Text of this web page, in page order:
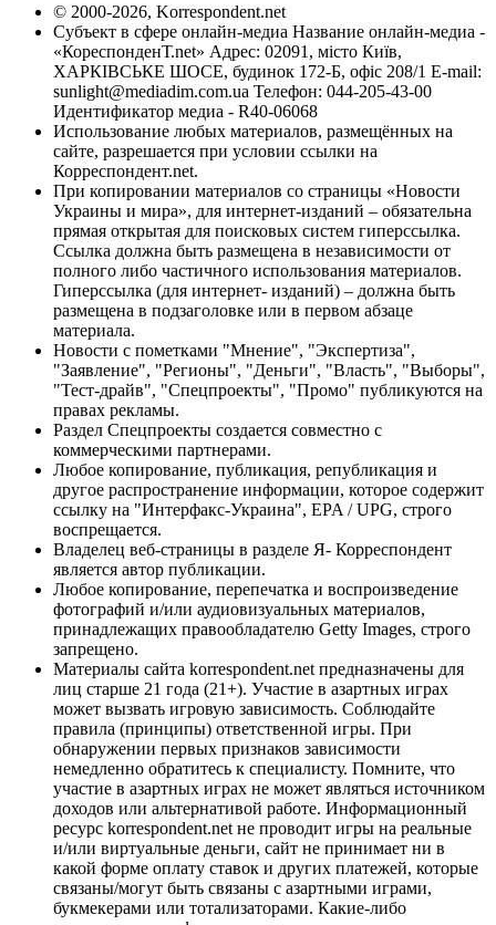
© 2000-2026, Korrespondent.net
Субъект в сфере онлайн-медиа Название онлайн-медиа -
«КореспонденТ.net» Адрес: 02091, місто Київ,
ХАРКІВСЬКЕ ШОСЕ, будинок 172-Б, офіс 208/1 E-mail:
sunlight@mediadim.com.ua Телефон: 044-205-43-00
Идентификатор медиа - R40-06068
Использование любых материалов, размещённых на
сайте, разрешается при условии ссылки на
Корреспондент.net.
При копировании материалов со страницы «Новости
Украины и мира», для интернет-изданий – обязательна
прямая открытая для поисковых систем гиперссылка.
Ссылка должна быть размещена в независимости от
полного либо частичного использования материалов.
Гиперссылка (для интернет- изданий) – должна быть
размещена в подзаголовке или в первом абзаце
материала.
Новости с пометками "Мнение", "Экспертиза",
"Заявление", "Регионы", "Деньги", "Власть", "Выборы",
"Тест-драйв", "Спецпроекты", "Промо" публикуются на
правах рекламы.
Раздел Спецпроекты создается совместно с
коммерческими партнерами.
Любое копирование, публикация, републикация и
другое распространение информации, которое содержит
ссылку на "Интерфакс-Украина", EPA / UPG, строго
воспрещается.
Владелец веб-страницы в разделе Я- Корреспондент
является автор публикации.
Любое копирование, перепечатка и воспроизведение
фотографий и/или аудиовизуальных материалов,
принадлежащих правообладателю Getty Images, строго
запрещено.
Материалы сайта korrespondent.net предназначены для
лиц старше 21 года (21+). Участие в азартных играх
может вызвать игровую зависимость. Соблюдайте
правила (принципы) ответственной игры. При
обнаружении первых признаков зависимости
немедленно обратитесь к специалисту. Помните, что
участие в азартных играх не может являться источником
доходов или альтернативой работе. Информационный
ресурс korrespondent.net не проводит игры на реальные
и/или виртуальные деньги, сайт не принимает ни в
какой форме оплату ставок и других платежей, которые
связаны/могут быть связаны с азартными играми,
букмекерами или тотализаторами. Какие-либо